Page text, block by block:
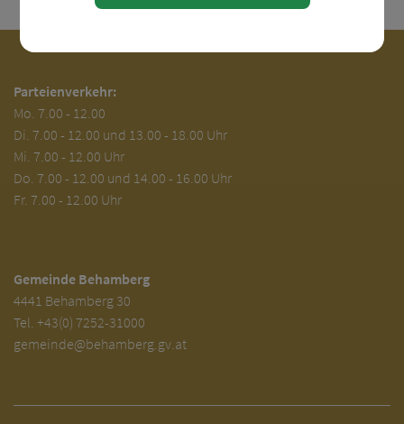
Parteienverkehr:
Mo. 7.00 - 12.00
Di. 7.00 - 12.00 und 13.00 - 18.00 Uhr
Mi. 7.00 - 12.00 Uhr
Do. 7.00 - 12.00 und 14.00 - 16.00 Uhr
Fr. 7.00 - 12.00 Uhr
Gemeinde Behamberg
4441 Behamberg 30
Tel. +43(0) 7252-31000
gemeinde@behamberg.gv.at